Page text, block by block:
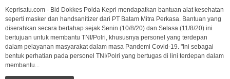
Keprisatu.com - Bid Dokkes Polda Kepri mendapatkan bantuan alat kesehatan
seperti masker dan handsanitizer dari PT Batam Mitra Perkasa. Bantuan yang
diserahkan secara bertahap sejak Senin (10/8/20) dan Selasa (11/8/20) ini
bertujuan untuk membantu TNI/Polri, khususnya personel yang terdepan
dalam pelayanan masyarakat dalam masa Pandemi Covid-19. "Ini sebagai
bentuk perhatian pada personel TNI/Polri yang bertugas di lini terdepan dalam
membantu...